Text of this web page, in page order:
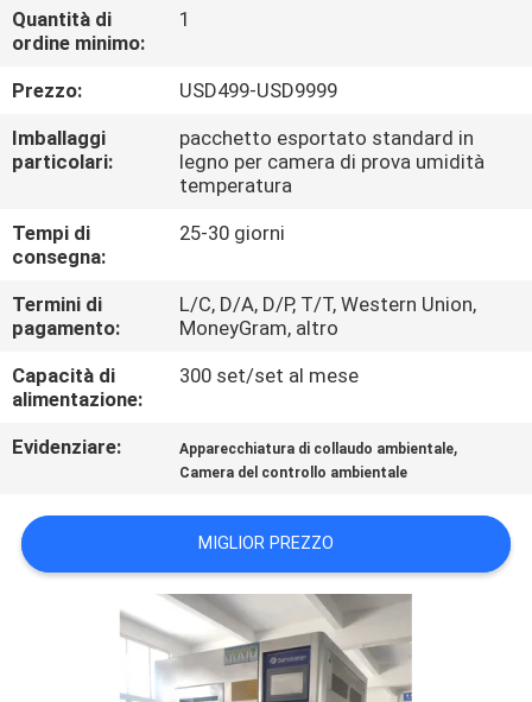
CONTROLLO
DI
QUALITÀ
UNA
CITAZIONE
MAPPA
SITO
Quantità di
ordine minimo:
1
Prezzo:
USD499-USD9999
Imballaggi
particolari:
pacchetto esportato standard in
legno per camera di prova umidità
temperatura
Tempi di
consegna:
25-30 giorni
Termini di
pagamento:
L/C, D/A, D/P, T/T, Western Union,
MoneyGram, altro
Capacità di
alimentazione:
300 set/set al mese
Evidenziare: Apparecchiatura di collaudo ambientale,
Camera del controllo ambientale
MIGLIOR PREZZO